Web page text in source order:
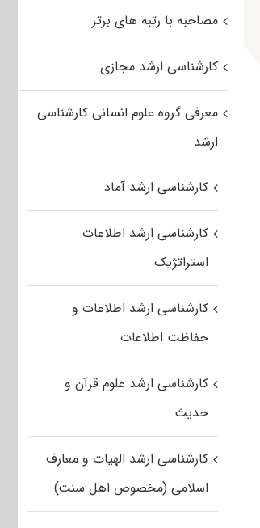
مصاحبه با رتبه های برتر
کارشناسی ارشد مجازی
معرفی گروه علوم انسانی کارشناسی
ارشد
کارشناسی ارشد آماد
کارشناسی ارشد اطلاعات
استراتژیک
کارشناسی ارشد اطلاعات و
حفاظت اطلاعات
کارشناسی ارشد علوم قرآن و
حدیث
کارشناسی ارشد الهیات و معارف
اسلامی (مخصوص اهل سنت)